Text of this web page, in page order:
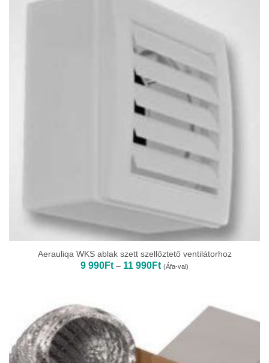
416Ft
Aerauliqa WKS ablak szett szellőztető ventilátorhoz
9 990Ft – 11 990FtÁrtartomány:
9
(Áfa-val)